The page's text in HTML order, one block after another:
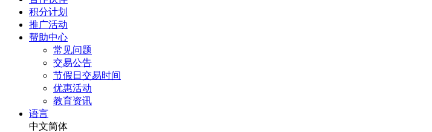
积分计划
推广活动
帮助中心
常见问题
交易公告
节假日交易时间
优惠活动
教育资讯
语言
中文简体